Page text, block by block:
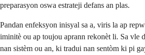
preparasyon oswa estrateji defans an plas.
Pandan enfeksyon inisyal sa a, viris la ap
iminitè ou ap toujou aprann rekonèt li. Sa vle
nan sistèm ou an, ki tradui nan sentòm ki pi